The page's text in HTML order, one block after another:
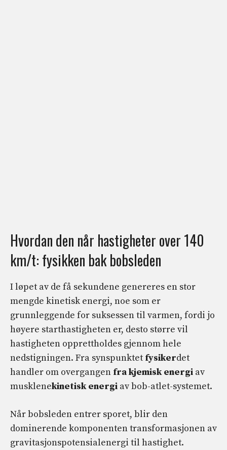
Hvordan den når hastigheter over 140
km/t: fysikken bak bobsleden
I løpet av de få sekundene genereres en stor
mengde kinetisk energi, noe som er
grunnleggende for suksessen til varmen, fordi jo
høyere starthastigheten er, desto større vil
hastigheten opprettholdes gjennom hele
nedstigningen. Fra synspunktet fysikerdet
handler om overgangen fra kjemisk energi av
musklenekinetisk energi av bob-atlet-systemet.
Når bobsleden entrer sporet, blir den
dominerende komponenten transformasjonen av
gravitasjonspotensialenergi til hastighet.